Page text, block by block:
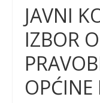
JAVNI
IZBOR
OPĆINE